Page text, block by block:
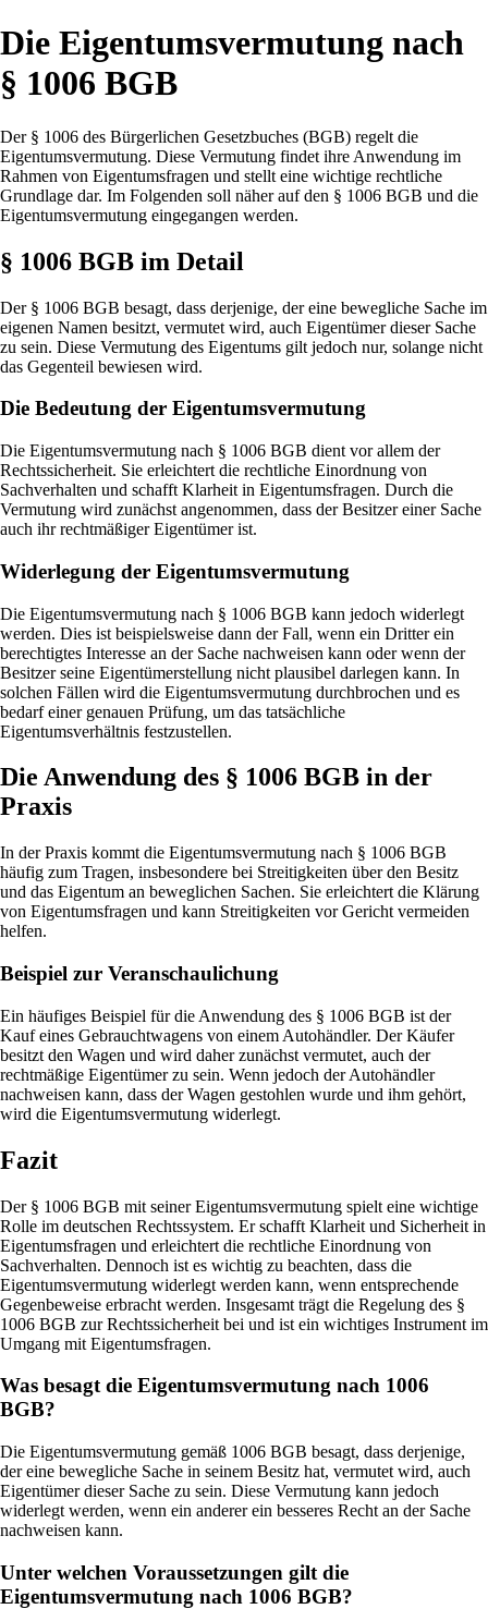
Die Eigentumsvermutung nach
§ 1006 BGB
Der § 1006 des Bürgerlichen Gesetzbuches (BGB) regelt die
Eigentumsvermutung. Diese Vermutung findet ihre Anwendung im
Rahmen von Eigentumsfragen und stellt eine wichtige rechtliche
Grundlage dar. Im Folgenden soll näher auf den § 1006 BGB und die
Eigentumsvermutung eingegangen werden.
§ 1006 BGB im Detail
Der § 1006 BGB besagt, dass derjenige, der eine bewegliche Sache im
eigenen Namen besitzt, vermutet wird, auch Eigentümer dieser Sache
zu sein. Diese Vermutung des Eigentums gilt jedoch nur, solange nicht
das Gegenteil bewiesen wird.
Die Bedeutung der Eigentumsvermutung
Die Eigentumsvermutung nach § 1006 BGB dient vor allem der
Rechtssicherheit. Sie erleichtert die rechtliche Einordnung von
Sachverhalten und schafft Klarheit in Eigentumsfragen. Durch die
Vermutung wird zunächst angenommen, dass der Besitzer einer Sache
auch ihr rechtmäßiger Eigentümer ist.
Widerlegung der Eigentumsvermutung
Die Eigentumsvermutung nach § 1006 BGB kann jedoch widerlegt
werden. Dies ist beispielsweise dann der Fall, wenn ein Dritter ein
berechtigtes Interesse an der Sache nachweisen kann oder wenn der
Besitzer seine Eigentümerstellung nicht plausibel darlegen kann. In
solchen Fällen wird die Eigentumsvermutung durchbrochen und es
bedarf einer genauen Prüfung, um das tatsächliche
Eigentumsverhältnis festzustellen.
Die Anwendung des § 1006 BGB in der
Praxis
In der Praxis kommt die Eigentumsvermutung nach § 1006 BGB
häufig zum Tragen, insbesondere bei Streitigkeiten über den Besitz
und das Eigentum an beweglichen Sachen. Sie erleichtert die Klärung
von Eigentumsfragen und kann Streitigkeiten vor Gericht vermeiden
helfen.
Beispiel zur Veranschaulichung
Ein häufiges Beispiel für die Anwendung des § 1006 BGB ist der
Kauf eines Gebrauchtwagens von einem Autohändler. Der Käufer
besitzt den Wagen und wird daher zunächst vermutet, auch der
rechtmäßige Eigentümer zu sein. Wenn jedoch der Autohändler
nachweisen kann, dass der Wagen gestohlen wurde und ihm gehört,
wird die Eigentumsvermutung widerlegt.
Fazit
Der § 1006 BGB mit seiner Eigentumsvermutung spielt eine wichtige
Rolle im deutschen Rechtssystem. Er schafft Klarheit und Sicherheit in
Eigentumsfragen und erleichtert die rechtliche Einordnung von
Sachverhalten. Dennoch ist es wichtig zu beachten, dass die
Eigentumsvermutung widerlegt werden kann, wenn entsprechende
Gegenbeweise erbracht werden. Insgesamt trägt die Regelung des §
1006 BGB zur Rechtssicherheit bei und ist ein wichtiges Instrument im
Umgang mit Eigentumsfragen.
Was besagt die Eigentumsvermutung nach 1006
BGB?
Die Eigentumsvermutung gemäß 1006 BGB besagt, dass derjenige,
der eine bewegliche Sache in seinem Besitz hat, vermutet wird, auch
Eigentümer dieser Sache zu sein. Diese Vermutung kann jedoch
widerlegt werden, wenn ein anderer ein besseres Recht an der Sache
nachweisen kann.
Unter welchen Voraussetzungen gilt die
Eigentumsvermutung nach 1006 BGB?